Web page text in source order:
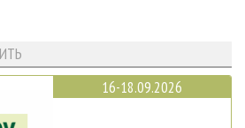
16-18.09.2026